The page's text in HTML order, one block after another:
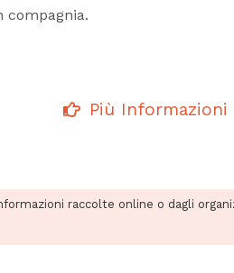
compagnia.
Più Informazioni
raccolte online o dagli